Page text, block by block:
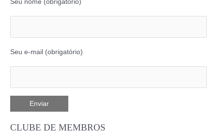
Seu nome (obrigatório)
Seu e-mail (obrigatório)
CLUBE DE MEMBROS